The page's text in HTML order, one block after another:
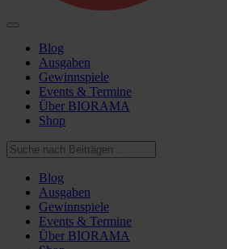
Blog
Ausgaben
Gewinnspiele
Events & Termine
Über BIORAMA
Shop
Blog
Ausgaben
Gewinnspiele
Events & Termine
Über BIORAMA